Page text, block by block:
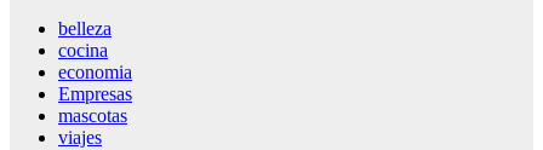
belleza
cocina
economia
Empresas
mascotas
viajes